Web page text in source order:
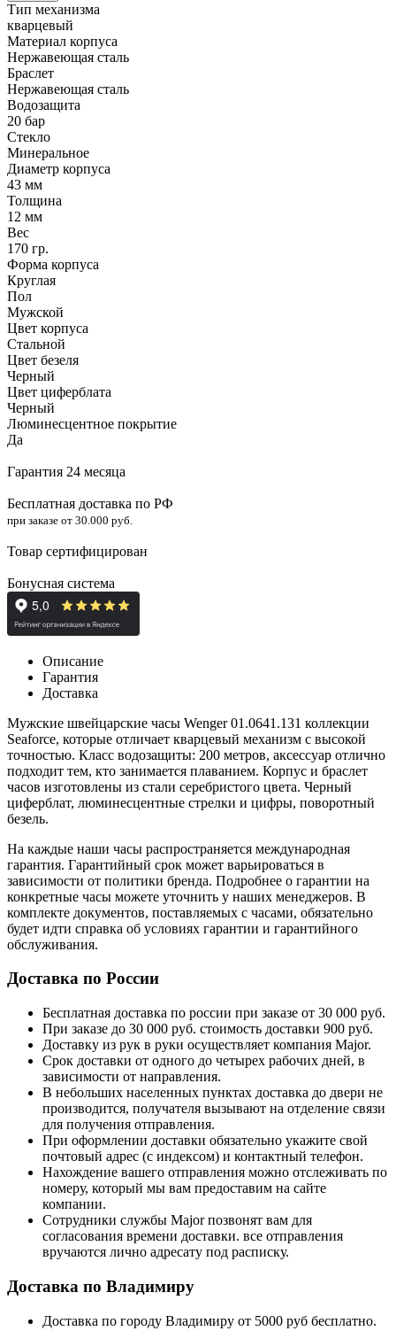
Тип механизма
кварцевый
Материал корпуса
Нержавеющая сталь
Браслет
Нержавеющая сталь
Водозащита
20 бар
Стекло
Минеральное
Диаметр корпуса
43 мм
Толщина
12 мм
Вес
170 гр.
Форма корпуса
Круглая
Пол
Мужской
Цвет корпуса
Стальной
Цвет безеля
Черный
Цвет циферблата
Черный
Люминесцентное покрытие
Да
Гарантия 24 месяца
Бесплатная доставка по РФ
при заказе от 30.000 руб.
Товар сертифицирован
Бонусная система
Описание
Гарантия
Доставка
Мужские швейцарские часы Wenger 01.0641.131 коллекции
Seaforce, которые отличает кварцевый механизм с высокой
точностью. Класс водозащиты: 200 метров, аксессуар отлично
подходит тем, кто занимается плаванием. Корпус и браслет
часов изготовлены из стали серебристого цвета. Черный
циферблат, люминесцентные стрелки и цифры, поворотный
безель.
На каждые наши часы распространяется международная
гарантия. Гарантийный срок может варьироваться в
зависимости от политики бренда. Подробнее о гарантии на
конкретные часы можете уточнить у наших менеджеров. В
комплекте документов, поставляемых с часами, обязательно
будет идти справка об условиях гарантии и гарантийного
обслуживания.
Доставка по России
Бесплатная доставка по россии при заказе от 30 000 руб.
При заказе до 30 000 руб. стоимость доставки 900 руб.
Доставку из рук в руки осуществляет компания Major.
Срок доставки от одного до четырех рабочих дней, в
зависимости от направления.
В небольших населенных пунктах доставка до двери не
производится, получателя вызывают на отделение связи
для получения отправления.
При оформлении доставки обязательно укажите свой
почтовый адрес (с индексом) и контактный телефон.
Нахождение вашего отправления можно отслеживать по
номеру, который мы вам предоставим на сайте
компании.
Сотрудники службы Major позвонят вам для
согласования времени доставки. все отправления
вручаются лично адресату под расписку.
Доставка по Владимиру
Доставка по городу Владимиру от 5000 руб бесплатно.